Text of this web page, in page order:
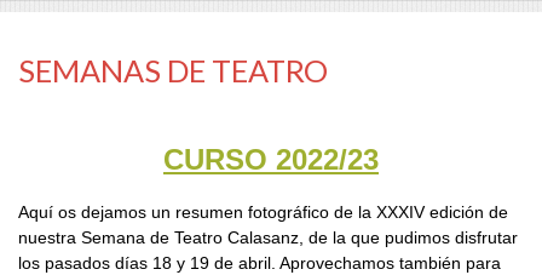
SEMANAS DE TEATRO
CURSO 2022/23
Aquí os dejamos un resumen fotográfico de la XXXIV edición de
nuestra Semana de Teatro Calasanz, de la que pudimos disfrutar
los pasados días 18 y 19 de abril. Aprovechamos también para